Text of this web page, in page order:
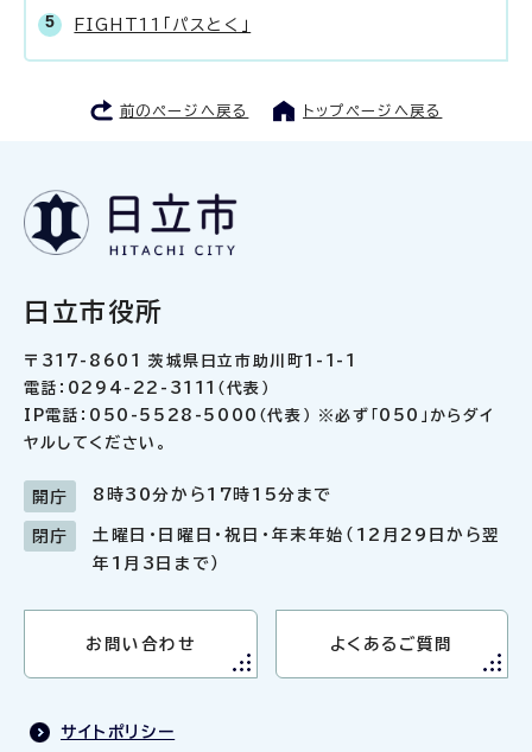
FIGHT11「パスとく」
前のページへ戻る トップページへ戻る
日立市役所
〒317-8601 茨城県日立市助川町1-1-1
電話：0294-22-3111（代表）
IP電話：050-5528-5000（代表） ※必ず「050」からダイ
ヤルしてください。
開庁 8時30分から17時15分まで
閉庁
土曜日・日曜日・祝日・年末年始（12月29日から翌
年1月3日まで）
お問い合わせ よくあるご質問
サイトポリシー